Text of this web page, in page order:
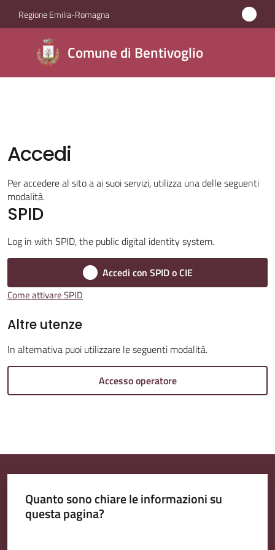
Vai al contenuto
Vai alla navigazione
Vai al footer
Regione Emilia-Romagna
Comune di Bentivoglio
Comune di
Bentivoglio
Novità
Menu selezionato
Servizi
Vivere
Bentivoglio
Amministrazione
Trasparente
A
b
r
Accedi
Per accedere al sito a ai suoi servizi, utilizza una delle seguenti
modalità.
SPID
Log in with SPID, the public digital identity system.
Accedi con SPID o CIE
Come attivare SPID
Altre utenze
In alternativa puoi utilizzare le seguenti modalità.
Accesso operatore
Quanto sono chiare le informazioni su
questa pagina?